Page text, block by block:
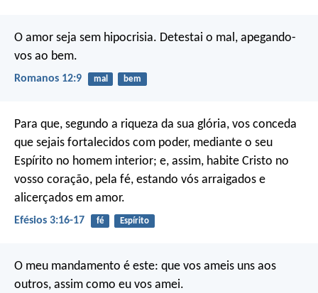
O amor seja sem hipocrisia. Detestai o mal, apegando-
vos ao bem.
Romanos 12:9 mal bem
Para que, segundo a riqueza da sua glória, vos conceda
que sejais fortalecidos com poder, mediante o seu
Espírito no homem interior; e, assim, habite Cristo no
vosso coração, pela fé, estando vós arraigados e
alicerçados em amor.
Efésios 3:16-17 fé Espírito
O meu mandamento é este: que vos ameis uns aos
outros, assim como eu vos amei.